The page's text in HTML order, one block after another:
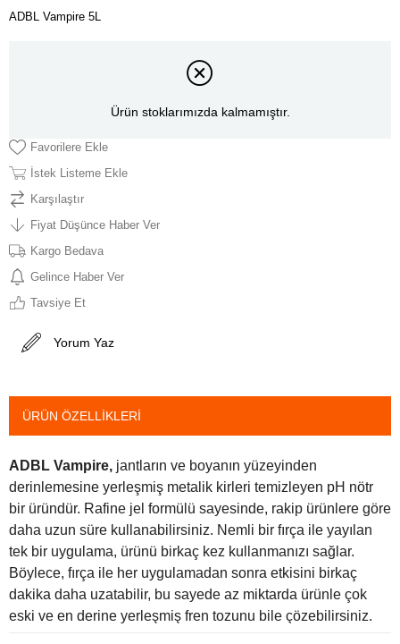
ADBL Vampire 5L
Ürün stoklarımızda kalmamıştır.
Favorilere Ekle
İstek Listeme Ekle
Karşılaştır
Fiyat Düşünce Haber Ver
Kargo Bedava
Gelince Haber Ver
Tavsiye Et
Yorum Yaz
ÜRÜN ÖZELLIKLERI
ADBL Vampire, jantların ve boyanın yüzeyinden
derinlemesine yerleşmiş metalik kirleri temizleyen pH nötr
bir üründür. Rafine jel formülü sayesinde, rakip ürünlere göre
daha uzun süre kullanabilirsiniz. Nemli bir fırça ile yayılan
tek bir uygulama, ürünü birkaç kez kullanmanızı sağlar.
Böylece, fırça ile her uygulamadan sonra etkisini birkaç
dakika daha uzatabilir, bu sayede az miktarda ürünle çok
eski ve en derine yerleşmiş fren tozunu bile çözebilirsiniz.